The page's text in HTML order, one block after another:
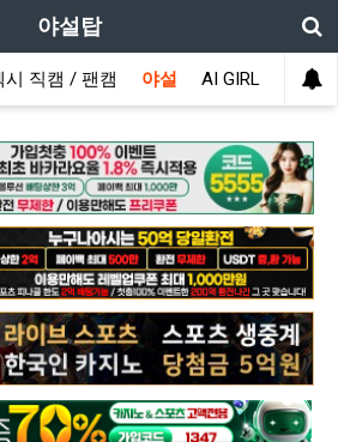
야설탑
시 직캠 / 팬캠 야설 AI GIRL